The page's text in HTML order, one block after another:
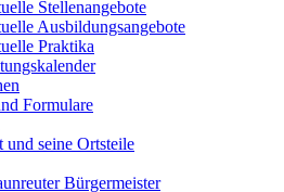
Stellenangebote
Ausbildungsangebote
Praktika
Formulare
und seine Ortsteile
Bürgermeister